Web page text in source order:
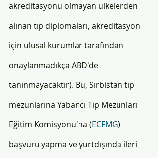
akreditasyonu olmayan ülkelerden
alınan tıp diplomaları, akreditasyon
için ulusal kurumlar tarafından
onaylanmadıkça ABD'de
tanınmayacaktır). Bu, Sırbistan tıp
mezunlarına Yabancı Tıp Mezunları
Eğitim Komisyonu'na (ECFMG)
başvuru yapma ve yurtdışında ileri